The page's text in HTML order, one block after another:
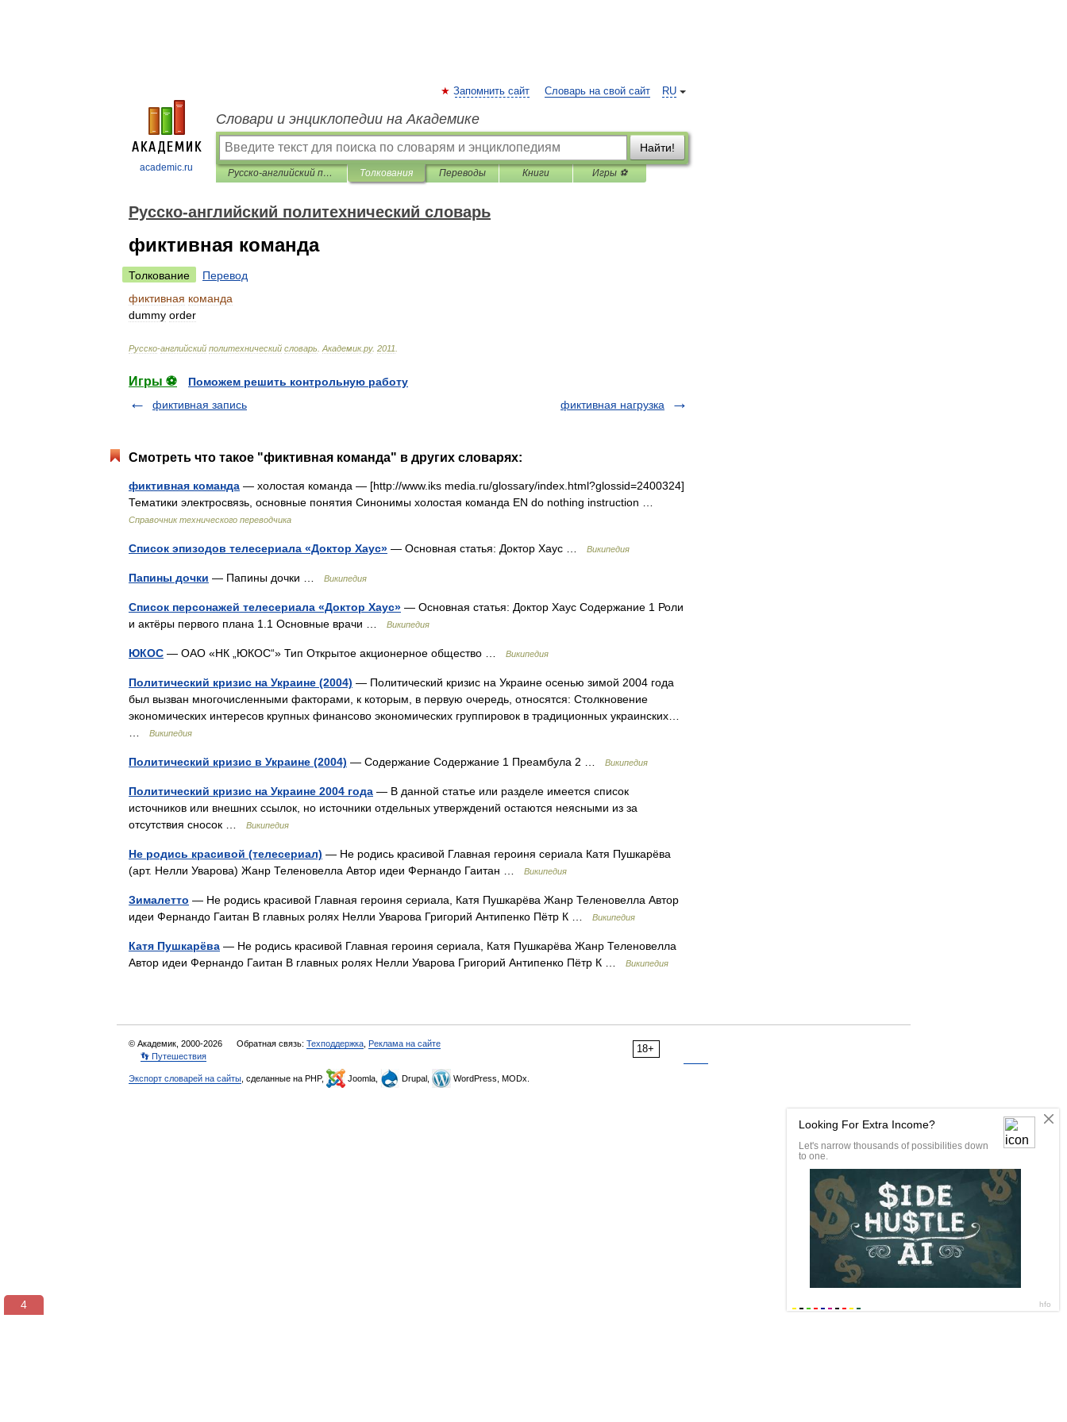
academic.ru
RU
Запомнить сайт Словарь на свой сайт
Словари и энциклопедии на Академике
Найти!
Русско-английский политехнический словарь Толкования Переводы Книги Игры ⚽
Русско-английский политехнический словарь
фиктивная команда
Толкование
Перевод
фиктивная команда
dummy order
Русско-английский политехнический словарь Академик.ру. 2011
Игры ⚽
Поможем решить контрольную работу
фиктивная запись
фиктивная нагрузка
Смотреть что такое "фиктивная команда" в других словарях:
фиктивная команда — холостая команда — [http://www.iks media.ru/glossary/index.html?glossid=2400324]
Тематики электросвязь, основные понятия Синонимы холостая команда EN do nothing instruction …
Справочник технического переводчика
Список эпизодов телесериала «Доктор Хаус» — Основная статья: Доктор Хаус … Википедия
Папины дочки — Папины дочки … Википедия
Список персонажей телесериала «Доктор Хаус» — Основная статья: Доктор Хаус Содержание 1 Роли
и актёры первого плана 1.1 Основные врачи …
Википедия
ЮКОС — ОАО «НК „ЮКОС“» Тип Открытое акционерное общество … Википедия
Политический кризис на Украине (2004) — Политический кризис на Украине осенью зимой 2004 года
был вызван многочисленными факторами, к которым, в первую очередь, относятся: Столкновение
экономических интересов крупных финансово экономических группировок в традиционных украинских…
Википедия
Политический кризис в Украине (2004) — Содержание Содержание 1 Преамбула 2 … Википедия
Политический кризис на Украине 2004 года — В данной статье или разделе имеется список
источников или внешних ссылок, но источники отдельных утверждений остаются неясными из за
отсутствия сносок …
Википедия
Не родись красивой (телесериал) — Не родись красивой Главная героиня сериала Катя Пушкарёва
(арт. Нелли Уварова) Жанр Теленовелла Автор идеи Фернандо Гаитан …
Википедия
Зималетто — Не родись красивой Главная героиня сериала, Катя Пушкарёва Жанр Теленовелла Автор
идеи Фернандо Гаитан В главных ролях Нелли Уварова Григорий Антипенко Пётр К …
Википедия
Катя Пушкарёва — Не родись красивой Главная героиня сериала, Катя Пушкарёва Жанр Теленовелла
Автор идеи Фернандо Гаитан В главных ролях Нелли Уварова Григорий Антипенко Пётр К …
Википедия
18+
© Академик, 2000-2026 Обратная связь: Техподдержка Реклама на сайте
👣 Путешествия
Экспорт словарей на сайты , сделанные на PHP, Joomla, Drupal, WordPress, MODx.
3